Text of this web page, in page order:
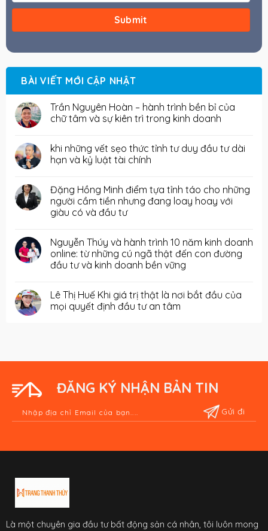
BÀI VIẾT MỚI CẬP NHẬT
Trần Nguyên Hoàn – hành trình bền bỉ của
chữ tâm và sự kiên trì trong kinh doanh
khi những vết sẹo thức tỉnh tư duy đầu tư dài
hạn và kỷ luật tài chính
Đặng Hồng Minh điểm tựa tỉnh táo cho những
người cầm tiền nhưng đang loay hoay với
giàu có và đầu tư
Nguyễn Thúy và hành trình 10 năm kinh doanh
online: từ những cú ngã thật đến con đường
đầu tư và kinh doanh bền vững
Lê Thị Huế Khi giá trị thật là nơi bắt đầu của
mọi quyết định đầu tư an tâm
ĐĂNG KÝ NHẬN BẢN TIN
Là một chuyên gia đầu tư bất động sản cá nhân, tôi luôn mong